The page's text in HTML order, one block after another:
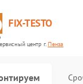
FIX-TESTO
центр г.Пенза